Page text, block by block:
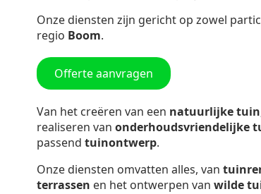
Onze diensten zijn gericht op zowel
regio Boom.
Offerte aanvragen
Van het creëren van een natuurlijke tuin
realiseren van onderhoudsvriendelijke
passend tuinontwerp.
Onze diensten omvatten alles, van
terrassen en het ontwerpen van wilde